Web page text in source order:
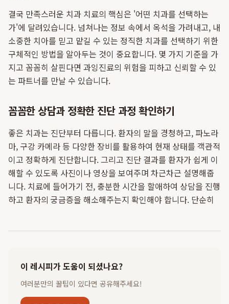
결국 만족스러운 치과 치료의 핵심은 '어떤 치과를 선택하는
가'에 달려있습니다. 넘쳐나는 정보 속에서 옥석을 가려내고, 내
소중한 치아를 믿고 맡길 수 있는 정직한 치과를 선택하기 위한
구체적인 방법을 알아두는 것이 중요합니다. 몇 가지 기준을 가
지고 꼼꼼히 살핀다면 과잉진료의 위험을 피하고 신뢰할 수 있
는 파트너를 만날 수 있습니다.
꼼꼼한 상담과 정확한 진단 과정 확인하기
좋은 치과는 진단부터 다릅니다. 환자의 말을 경청하고, 파노라
마, 구강 카메라 등 다양한 장비를 활용하여 현재 상태를 객관적
이고 정확하게 진단합니다. 그리고 진단 결과를 환자가 쉽게 이
해할 수 있도록 사진이나 영상을 보여주며 차근차근 설명해줍
니다. 치료에 들어가기 전, 충분한 시간을 할애하여 상담을 진행
하고 환자의 궁금증을 해소해주는지 확인해야 합니다. 단순히
이 레시피가 도움이 되셨나요?
여러분만의 꿀팁이 있다면 공유해주세요!